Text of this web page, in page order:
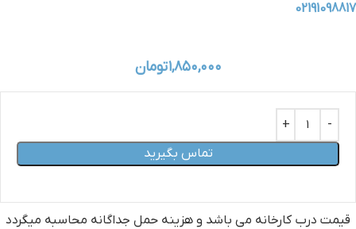
02191098817
۱,۸۵۰,۰۰۰تومان
تماس بگیرید
قیمت درب کارخانه می‏ باشد و هزینه حمل جداگانه محاسبه میگردد